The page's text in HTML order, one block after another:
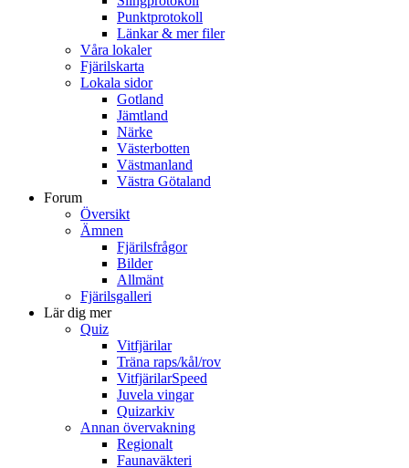
Punktprotokoll
Länkar & mer filer
Våra lokaler
Fjärilskarta
Lokala sidor
Gotland
Jämtland
Närke
Västerbotten
Västmanland
Västra Götaland
Forum
Översikt
Ämnen
Fjärilsfrågor
Bilder
Allmänt
Fjärilsgalleri
Lär dig mer
Quiz
Vitfjärilar
Träna raps/kål/rov
VitfjärilarSpeed
Juvela vingar
Quizarkiv
Annan övervakning
Regionalt
Faunaväkteri